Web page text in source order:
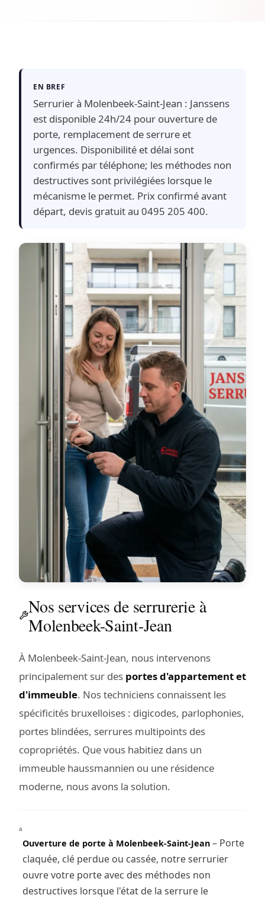
EN BREF
Serrurier à Molenbeek-Saint-Jean : Janssens
est disponible 24h/24 pour ouverture de
porte, remplacement de serrure et
urgences. Disponibilité et délai sont
confirmés par téléphone; les méthodes non
destructives sont privilégiées lorsque le
mécanisme le permet. Prix confirmé avant
départ, devis gratuit au 0495 205 400.
Nos services de serrurerie à
Molenbeek-Saint-Jean
À Molenbeek-Saint-Jean, nous intervenons
principalement sur des portes d'appartement et
d'immeuble. Nos techniciens connaissent les
spécificités bruxelloises : digicodes, parlophonies,
portes blindées, serrures multipoints des
copropriétés. Que vous habitiez dans un
immeuble haussmannien ou une résidence
moderne, nous avons la solution.
Ouverture de porte à Molenbeek-Saint-Jean – Porte
claquée, clé perdue ou cassée, notre serrurier
ouvre votre porte avec des méthodes non
destructives lorsque l'état de la serrure le